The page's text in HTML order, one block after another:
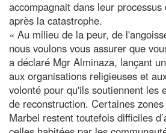
accompagnait dans leur
après la catastrophe.
« Au milieu de la peur, de
nous voulons vous assurer que
a déclaré Mgr Alminaza, lançant
aux organisations religieuses et
volonté pour qu'ils soutiennent les
de reconstruction. Certaines
Marbel restent toutefois difficiles